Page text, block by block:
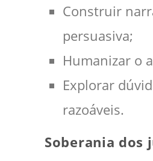
Construir
persuasiva;
Humanizar o
Explorar
razoáveis.
Soberania dos